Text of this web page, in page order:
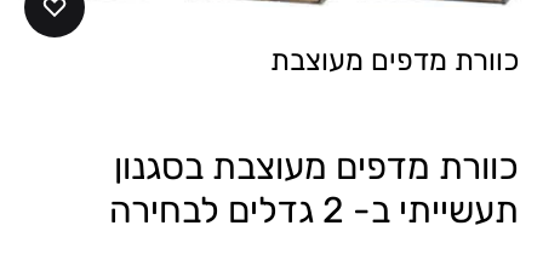
כוורת מדפים מעוצבת
כוורת מדפים מעוצבת בסגנון
תעשייתי ב- 2 גדלים לבחירה